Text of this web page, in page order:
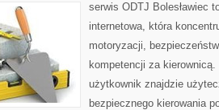
serwis ODTJ Bolesławiec
internetowa, która
motoryzacji,
kompetencji za
użytkownik znajdzie
bezpiecznego kierowania